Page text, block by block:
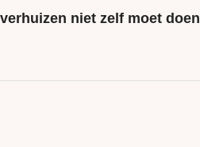
niet zelf moet doen